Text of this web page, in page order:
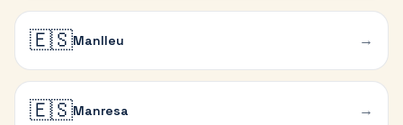
🇪🇸Manlleu →
🇪🇸Manresa →